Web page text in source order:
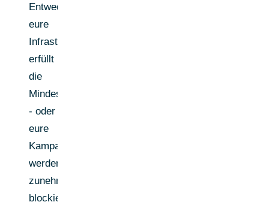
Entweder
eure
Infrastruktur
erfüllt
die
Mindestkriterien
- oder
eure
Kampagnen
werden
zunehmend
blockiert,